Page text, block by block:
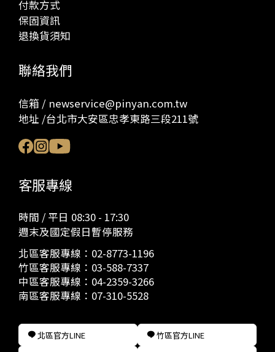
付款方式
保固資訊
退換貨須知
聯絡我們
信箱 / newservice@pinyan.com.tw
地址 /台北市大安區忠孝東路三段211號
客服專線
時間 / 平日 08:30 - 17:30
週末及國定假日暫停服務
北區客服專線： 02-8773-1196
竹區客服專線： 03-588-7337
中區客服專線： 04-2359-3266
南區客服專線： 07-310-5528
北區官方LINE
竹區官方LINE